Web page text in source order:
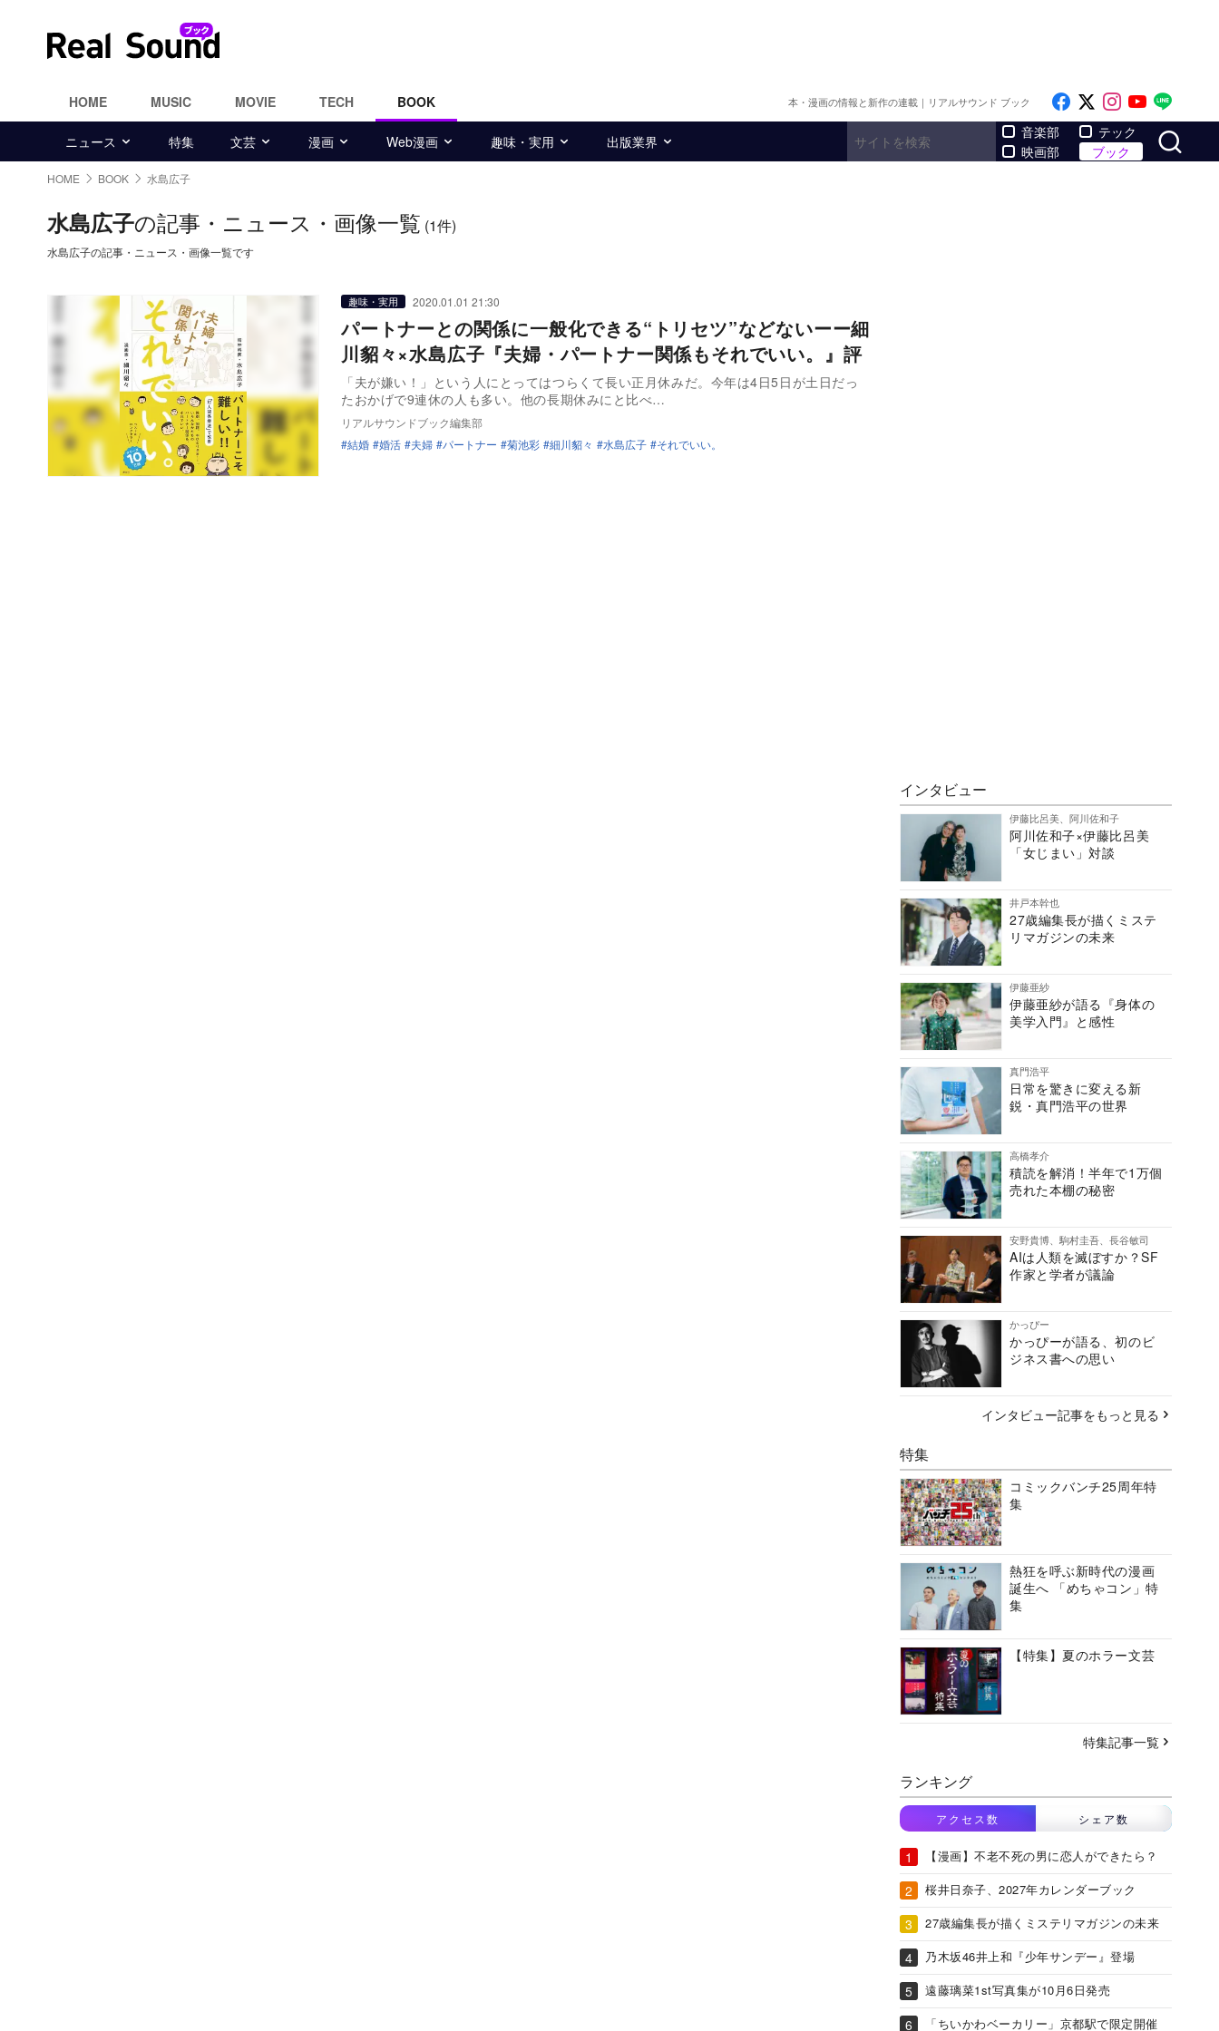
HOME MUSIC MOVIE TECH BOOK 本・漫画の情報と新作の連載｜リアルサウンド ブック Like on Facebook
Follow on x
Follow on
Follow
ニュース 特集 文芸 漫画 Web漫画 趣味・実用 出版業界
音楽部
映画部
テック
ブック
HOME BOOK 水島広子
水島広子の記事・ニュース・画像一覧 (1件)
水島広子の記事・ニュース・画像一覧です
趣味・実用 2020.01.01 21:30
パートナーとの関係に一般化できる“トリセツ”などないーー細
川貂々×水島広子『夫婦・パートナー関係もそれでいい。』評
「夫が嫌い！」という人にとってはつらくて長い正月休みだ。今年は4日5日が土日だっ
たおかげで9連休の人も多い。他の長期休みにと比べ…
リアルサウンドブック編集部
結婚
婚活 夫婦 パートナー 菊池彩 細川貂々 水島広子 それでいい。
インタビュー
伊藤比呂美、阿川佐和子
阿川佐和子×伊藤比呂美
「女じまい」対談
井戸本幹也
27歳編集長が描くミステ
リマガジンの未来
伊藤亜紗
伊藤亜紗が語る『身体の
美学入門』と感性
真門浩平
日常を驚きに変える新
鋭・真門浩平の世界
高橋孝介
積読を解消！半年で1万個
売れた本棚の秘密
安野貴博、駒村圭吾、長谷敏司
AIは人類を滅ぼすか？SF
作家と学者が議論
かっぴー
かっぴーが語る、初のビ
ジネス書への思い
インタビュー記事をもっと見る
特集
コミックバンチ25周年特
集
熱狂を呼ぶ新時代の漫画
誕生へ 「めちゃコン」特
集
【特集】夏のホラー文芸
特集記事一覧
ランキング
アクセス数 シェア数
【漫画】不老不死の男に恋人ができたら？
桜井日奈子、2027年カレンダーブック
27歳編集長が描くミステリマガジンの未来
乃木坂46井上和『少年サンデー』登場
遠藤璃菜1st写真集が10月6日発売
「ちいかわベーカリー」京都駅で限定開催